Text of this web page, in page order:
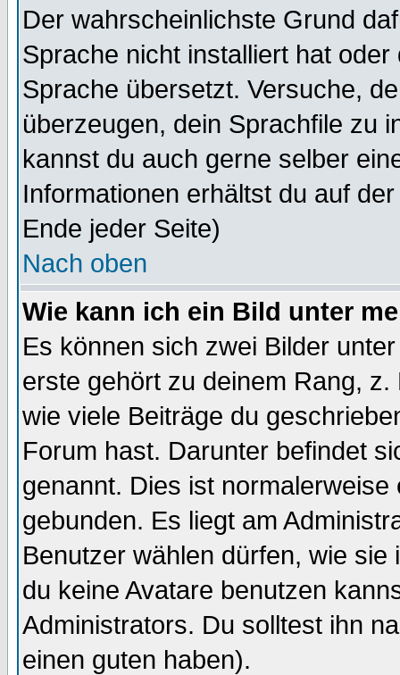
Der wahrscheinlichste Grund
Sprache nicht installiert hat
Sprache übersetzt. Versuche,
überzeugen, dein Sprachfile zu
kannst du auch gerne selber
Informationen erhältst du auf
Ende jeder Seite)
Nach oben
Wie kann ich ein Bild unter
Es können sich zwei Bilder
erste gehört zu deinem Rang,
wie viele Beiträge du
Forum hast. Darunter befindet
genannt. Dies ist
gebunden. Es liegt am
Benutzer wählen dürfen, wie
du keine Avatare benutzen
Administrators. Du solltest ihn
einen guten haben).